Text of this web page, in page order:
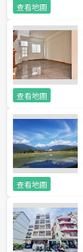
不拘
2房
4房
屋齡
不拘
5-10 年
20-30 年
40 年以上
查看地圖
查看地圖
查看地圖